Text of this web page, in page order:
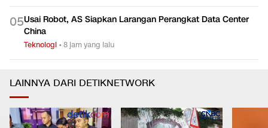
05Usai Robot, AS Siapkan Larangan Perangkat Data Center
China
Teknologi •8 jam yang lalu
LAINNYA DARI DETIKNETWORK